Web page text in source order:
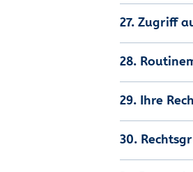
27. Zugriff
28.
29. Ihre
30.